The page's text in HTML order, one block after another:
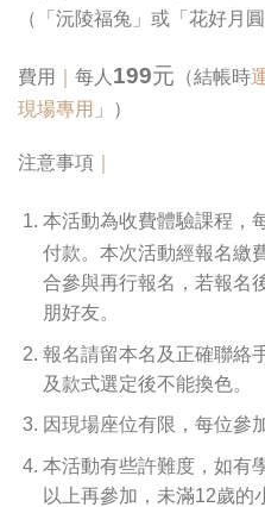
（「沅陵福兔」或「花好月
費用 每人 199元 （結帳時
現場專用 」）
注意事項
本活動為收費體驗課程，
付款。本次活動經報名繳
合參與再行報名，若報名
朋好友。
報名請留本名及正確聯絡
及款式選定後不能換色。
因現場座位有限，每位參
本活動有些許難度，如有
以上再參加，未滿12歲的